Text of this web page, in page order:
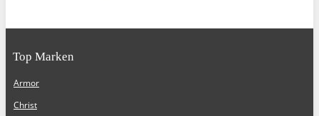
Top Marken
Armor
Christ